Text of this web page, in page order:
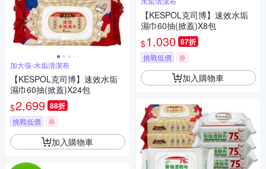
加大張-水垢清潔布
【KESPOL克司博】速效水垢
濕巾60抽(掀蓋)X24包
$2,699 88折
挑戰低價 券
加入購物車
【KESPOL克司博】速效水垢
濕巾60抽(掀蓋)X8包
$1,030 87折
挑戰低價 券
加入購物車